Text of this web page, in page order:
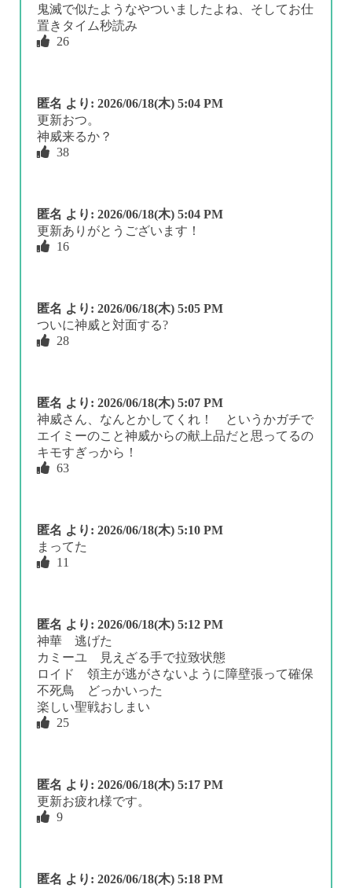
鬼滅で似たようなやついましたよね、そしてお仕
置きタイム秒読み
26
匿名 より: 2026/06/18(木) 5:04 PM
更新おつ。
神威来るか？
38
匿名 より: 2026/06/18(木) 5:04 PM
更新ありがとうございます！
16
匿名 より: 2026/06/18(木) 5:05 PM
ついに神威と対面する?
28
匿名 より: 2026/06/18(木) 5:07 PM
神威さん、なんとかしてくれ！ というかガチで
エイミーのこと神威からの献上品だと思ってるの
キモすぎっから！
63
匿名 より: 2026/06/18(木) 5:10 PM
まってた
11
匿名 より: 2026/06/18(木) 5:12 PM
神華 逃げた
カミーユ 見えざる手で拉致状態
ロイド 領主が逃がさないように障壁張って確保
不死鳥 どっかいった
楽しい聖戦おしまい
25
匿名 より: 2026/06/18(木) 5:17 PM
更新お疲れ様です。
9
匿名 より: 2026/06/18(木) 5:18 PM